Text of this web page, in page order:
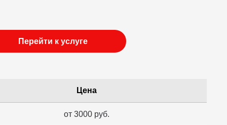
Перейти к услуге
Цена
от 3000 руб.